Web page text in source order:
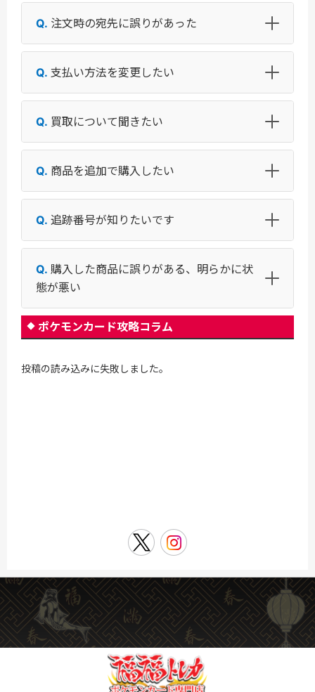
注文時の宛先に誤りがあった
支払い方法を変更したい
買取について聞きたい
商品を追加で購入したい
追跡番号が知りたいです
購入した商品に誤りがある、明らかに状
態が悪い
ポケモンカード攻略コラム
投稿の読み込みに失敗しました。